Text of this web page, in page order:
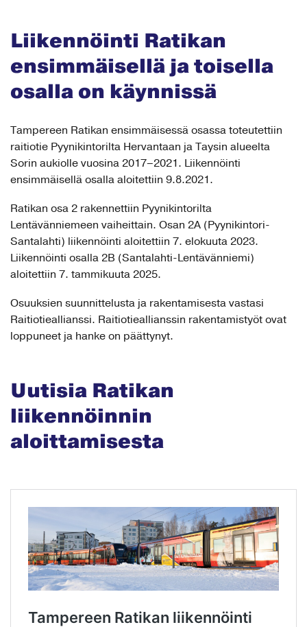
Liikennöinti Ratikan
ensimmäisellä ja toisella
osalla on käynnissä
Tampereen Ratikan ensimmäisessä osassa toteutettiin
raitiotie Pyynikintorilta Hervantaan ja Taysin alueelta
Sorin aukiolle vuosina 2017–2021. Liikennöinti
ensimmäisellä osalla aloitettiin 9.8.2021.
Ratikan osa 2 rakennettiin Pyynikintorilta
Lentävänniemeen vaiheittain. Osan 2A (Pyynikintori-
Santalahti) liikennöinti aloitettiin 7. elokuuta 2023.
Liikennöinti osalla 2B (Santalahti-Lentävänniemi)
aloitettiin 7. tammikuuta 2025.
Osuuksien suunnittelusta ja rakentamisesta vastasi
Raitiotieallianssi. Raitiotieallianssin rakentamistyöt ovat
loppuneet ja hanke on päättynyt.
Uutisia Ratikan
liikennöinnin
aloittamisesta